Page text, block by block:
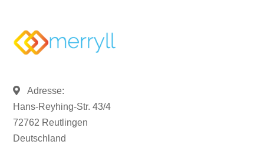
Adresse:
Hans-Reyhing-Str. 43/4
72762 Reutlingen
Deutschland